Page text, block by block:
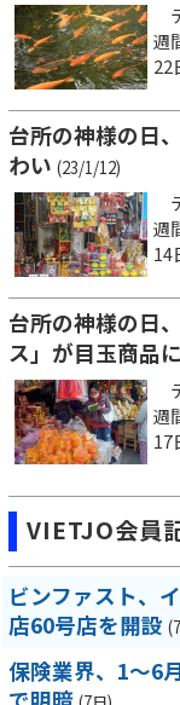
週
22
台所の神様の日
わい (23/1/12)
週
14
台所の神様の日
ス」が目玉商品に
週
17
VIETJO会員
ビンファスト、
店60号店を開設
保険業界、1～6